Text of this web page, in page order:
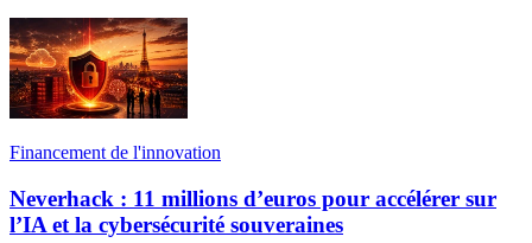
Financement de l'innovation
Neverhack : 11 millions d’euros pour accélérer sur
l’IA et la cybersécurité souveraines